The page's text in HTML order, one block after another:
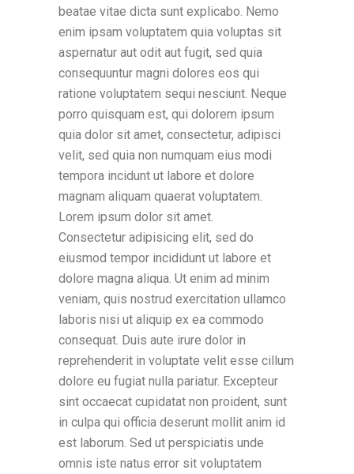
beatae vitae dicta sunt explicabo. Nemo
enim ipsam voluptatem quia voluptas sit
aspernatur aut odit aut fugit, sed quia
consequuntur magni dolores eos qui
ratione voluptatem sequi nesciunt. Neque
porro quisquam est, qui dolorem ipsum
quia dolor sit amet, consectetur, adipisci
velit, sed quia non numquam eius modi
tempora incidunt ut labore et dolore
magnam aliquam quaerat voluptatem.
Lorem ipsum dolor sit amet.
Consectetur adipisicing elit, sed do
eiusmod tempor incididunt ut labore et
dolore magna aliqua. Ut enim ad minim
veniam, quis nostrud exercitation ullamco
laboris nisi ut aliquip ex ea commodo
consequat. Duis aute irure dolor in
reprehenderit in voluptate velit esse cillum
dolore eu fugiat nulla pariatur. Excepteur
sint occaecat cupidatat non proident, sunt
in culpa qui officia deserunt mollit anim id
est laborum. Sed ut perspiciatis unde
omnis iste natus error sit voluptatem